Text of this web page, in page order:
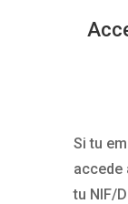
Si tu
accede
tu NIF/